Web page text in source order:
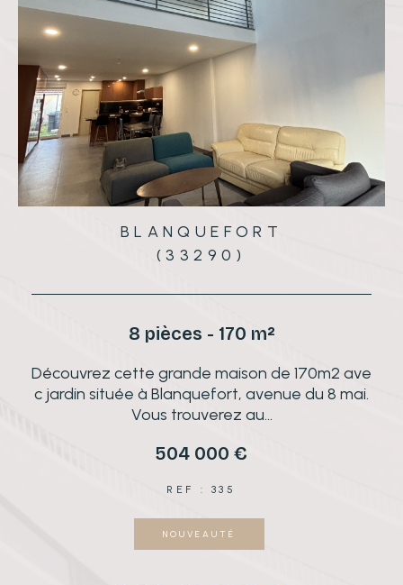
BLANQUEFORT
(33290)
8 pièces - 170 m²
Découvrez cette grande maison de 170m2 ave
c jardin située à Blanquefort, avenue du 8 mai.
Vous trouverez au...
504 000 €
REF : 335
NOUVEAUTÉ